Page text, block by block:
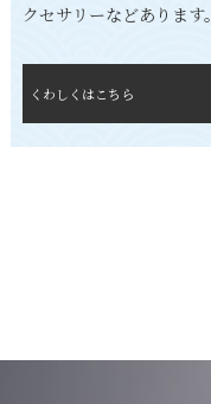
クセサリーなどあります。
くわしくはこちら